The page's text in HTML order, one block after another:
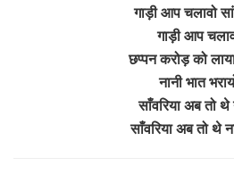
गाड़ी आप चलावो
गाड़ी आप
छप्पन करोड़ को
नानी भात
साँवरिया अब तो थे
साँवरिया अब तो थे